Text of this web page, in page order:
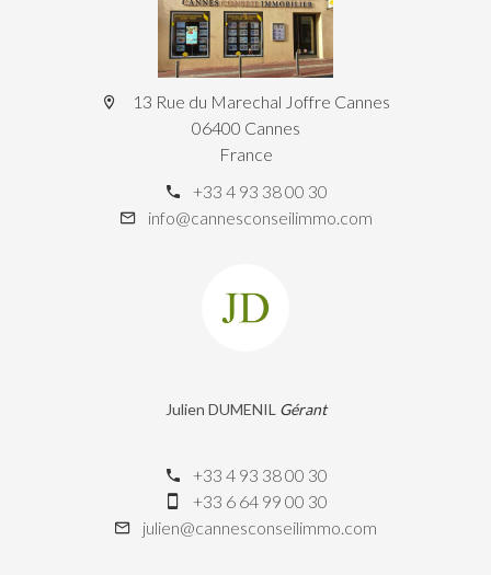
13 Rue du Marechal Joffre Cannes
06400 Cannes
France
+33 4 93 38 00 30
info@cannesconseilimmo.com
Julien DUMENIL Gérant
+33 4 93 38 00 30
+33 6 64 99 00 30
julien@cannesconseilimmo.com